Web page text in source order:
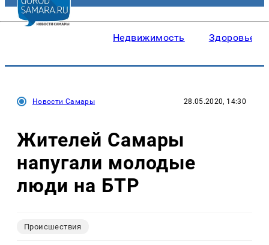
Недвижимость Здоровье
Новости Самары 28.05.2020, 14:30
Жителей Самары
напугали молодые
люди на БТР
Происшествия